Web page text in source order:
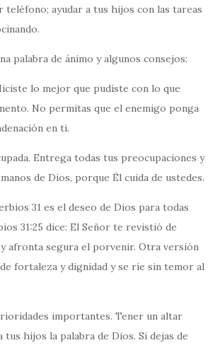
teléfono; ayudar a tus hijos con las tareas
palabra de ánimo y algunos consejos:
lo mejor que pudiste con lo que
No permitas que el enemigo ponga
en ti.
Entrega todas tus preocupaciones y
de Dios, porque Él cuida de ustedes.
31 es el deseo de Dios para todas
31:25 dice: El Señor te revistió de
afronta segura el porvenir. Otra versión
fortaleza y dignidad y se ríe sin temor al
importantes. Tener un altar
tus hijos la palabra de Dios. Si dejas de